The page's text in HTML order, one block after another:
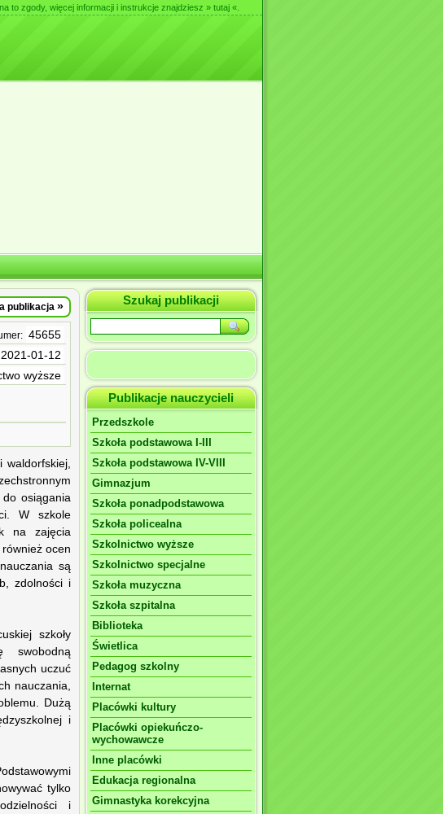
to zgody, więcej informacji i instrukcje znajdziesz » tutaj «
publikacja »
45655
2021-01-12
wyższe
waldorfskiej,
osiągania
W szkole
na zajęcia
ocen
są
zdolności i
szkoły
swobodną
uczuć
nauczania,
Dużą
i
tylko
i
Szukaj publikacji
Publikacje nauczycieli
Przedszkole
Szkoła podstawowa I-III
Szkoła podstawowa IV-VIII
Gimnazjum
Szkoła ponadpodstawowa
Szkoła policealna
Szkolnictwo wyższe
Szkolnictwo specjalne
Szkoła muzyczna
Szkoła szpitalna
Biblioteka
Świetlica
Pedagog szkolny
Internat
Placówki kultury
Placówki opiekuńczo-
wychowawcze
Inne placówki
Edukacja regionalna
Gimnastyka korekcyjna